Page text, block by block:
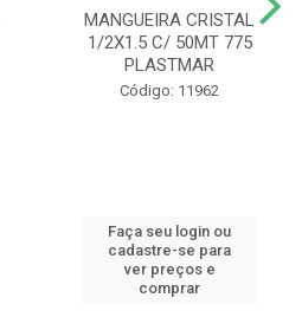
MANGUEIRA CRISTAL
1/2X1.5 C/ 50MT 775
PLASTMAR
Código: 11962
Faça seu login ou
cadastre-se para
ver preços e
comprar